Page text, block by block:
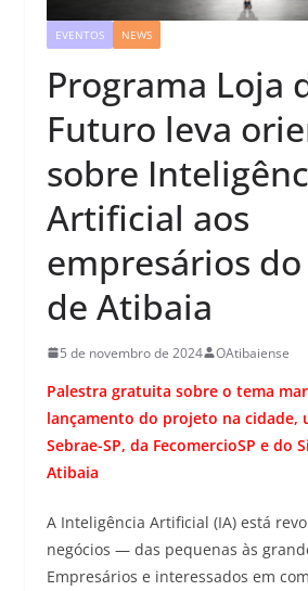
EVENTOS NEWS
Programa Loja
Futuro leva
sobre
Artificial aos
empresários
de Atibaia
5 de novembro de 2024 OAtibaiense
Palestra gratuita sobre o tema
lançamento do projeto na cidade,
Sebrae-SP, da FecomercioSP e do
Atibaia
A Inteligência Artificial (IA) está
negócios — das pequenas às
Empresários e interessados em